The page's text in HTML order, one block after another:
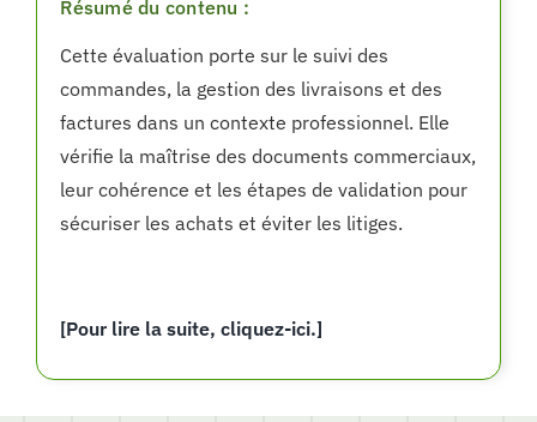
Résumé du contenu :
Cette évaluation porte sur le suivi des
commandes, la gestion des livraisons et des
factures dans un contexte professionnel. Elle
vérifie la maîtrise des documents commerciaux,
leur cohérence et les étapes de validation pour
sécuriser les achats et éviter les litiges.
[Pour lire la suite, cliquez-ici.]